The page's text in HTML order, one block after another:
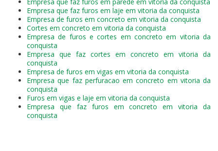
Empresa que faz furos em laje em vitoria da conquista
Empresa de furos em concreto em vitoria da conquista
Cortes em concreto em vitoria da conquista
Empresa de furos e cortes em concreto em vitoria da
conquista
Empresa que faz cortes em concreto em vitoria da
conquista
Empresa de furos em vigas em vitoria da conquista
Empresa que faz perfuracao em concreto em vitoria da
conquista
Furos em vigas e laje em vitoria da conquista
Empresa que faz furos em concreto em vitoria da
conquista